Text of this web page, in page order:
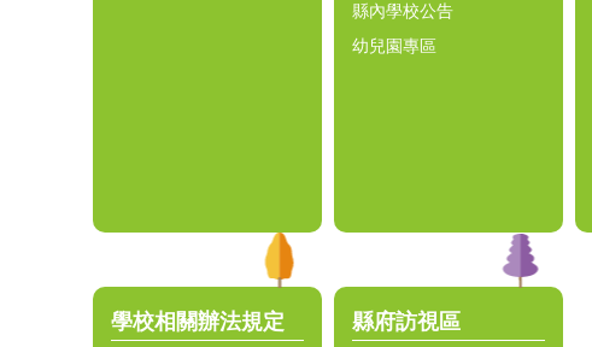
縣內學校公告
幼兒園專區
學校相關辦法規定 縣府訪視區